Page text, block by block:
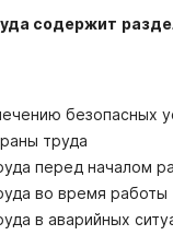
содержит
безопасных
труда
перед началом
во время работы
в аварийных